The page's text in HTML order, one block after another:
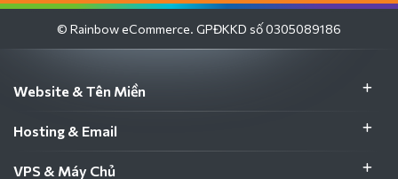
© Rainbow eCommerce. GPĐKKD số 0305089186
Website & Tên Miền
Hosting & Email
VPS & Máy Chủ